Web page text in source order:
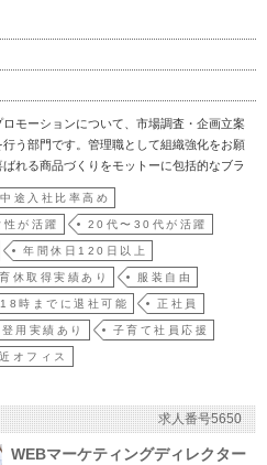
モーションについて、市場調査・企画立案
う部門です。管理職として組織強化をお願
れる商品づくりをモットーに包括的なブラ
連携しながらブランド力強化を図ります。
Webを利用した新規顧客獲得に向けた企画
中途入社比率高め
性が活躍 20代〜30代が活躍
年間休日120日以上
休取得実績あり 服装自由
18時までに退社可能 正社員
用実績あり 子育て社員応援
オフィス
求人番号5650
WEBマーケティングディレクター